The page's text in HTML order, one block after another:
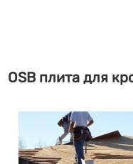
OSB плита для